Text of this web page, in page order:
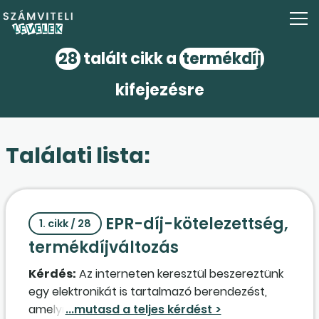
28talált cikk a termékdíj
kifejezésre
Találati lista:
1. cikk / 28
EPR-díj-kötelezettség,
termékdíjváltozás
Kérdés: Az interneten keresztül beszereztünk
egy elektronikát is tartalmazó berendezést,
amelyről utólag kiderült, hogy egy szlovák